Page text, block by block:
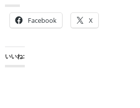
Facebook X
いいね: